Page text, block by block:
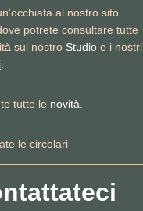
al nostro sito
potrete consultare tutte
sul nostro Studio e i nostri
tutte le novità
le circolari